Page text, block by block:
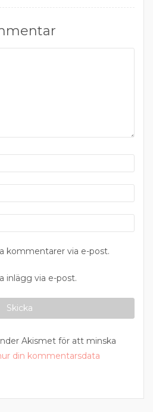
kommentarer via e-post.
inlägg via e-post.
Akismet för att minska
din kommentarsdata